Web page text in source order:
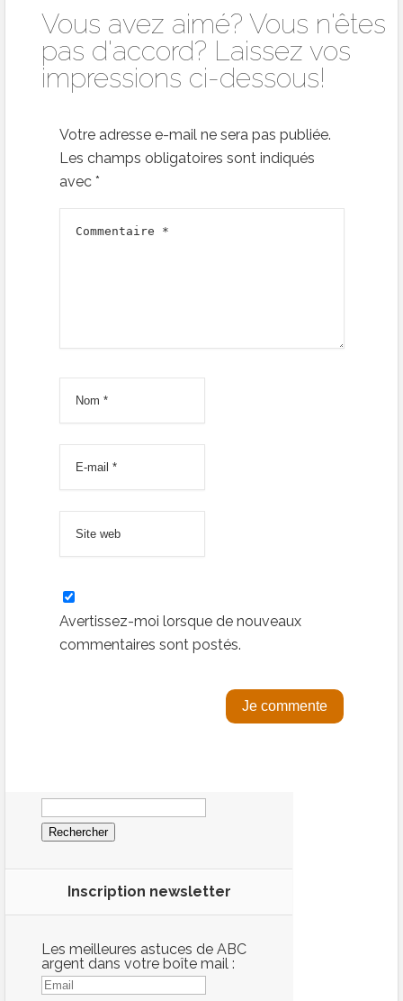
Vous avez aimé? Vous n'êtes
pas d'accord? Laissez vos
impressions ci-dessous!
Votre adresse e-mail ne sera pas publiée.
Les champs obligatoires sont indiqués
avec *
Avertissez-moi lorsque de nouveaux
commentaires sont postés.
Rechercher :
Inscription newsletter
Les meilleures astuces de ABC
argent dans votre boîte mail :